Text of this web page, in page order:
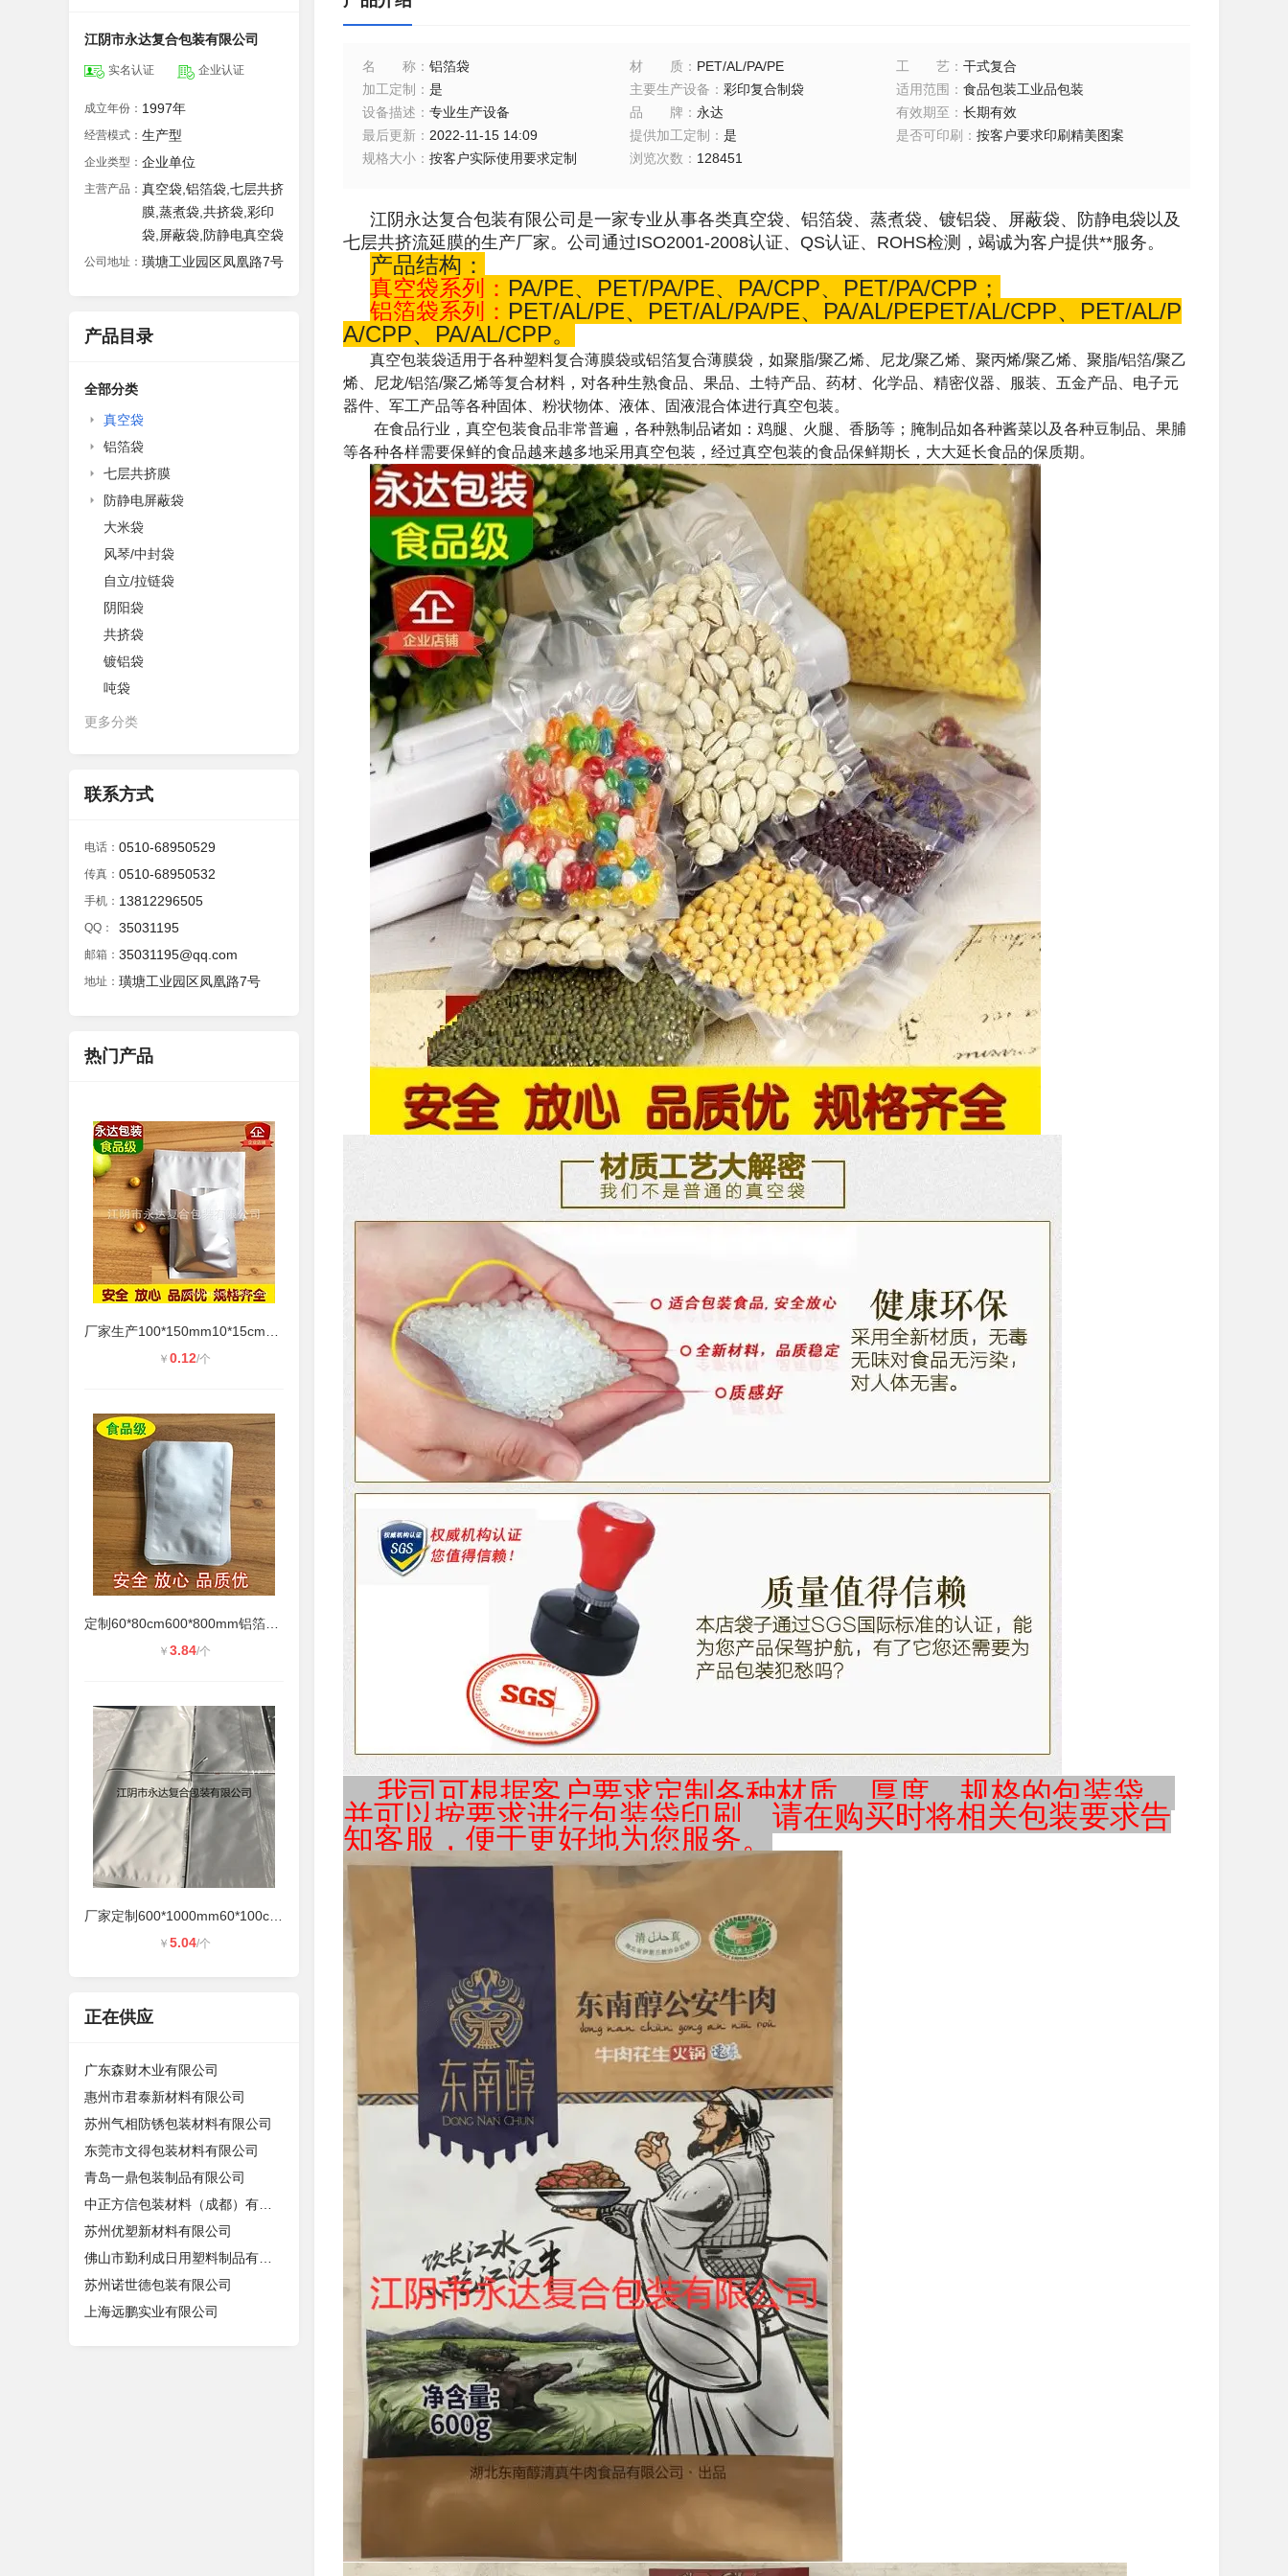
江阴市永达复合包装有限公司
实名认证 企业认证
成立年份： 1997年
经营模式： 生产型
企业类型： 企业单位
主营产品： 真空袋,铝箔袋,七层共挤
膜,蒸煮袋,共挤袋,彩印
袋,屏蔽袋,防静电真空袋
公司地址： 璜塘工业园区凤凰路7号
产品目录
全部分类
真空袋
铝箔袋
七层共挤膜
防静电屏蔽袋
大米袋
风琴/中封袋
自立/拉链袋
阴阳袋
共挤袋
镀铝袋
吨袋
更多分类
联系方式
电话： 0510-68950529
传真： 0510-68950532
手机： 13812296505
QQ： 35031195
邮箱： 35031195@qq.com
地址： 璜塘工业园区凤凰路7号
热门产品
￥ 0.12/个
￥ 3.84/个
￥ 5.04/个
正在供应
广东森财木业有限公司
惠州市君泰新材料有限公司
苏州气相防锈包装材料有限公司
东莞市文得包装材料有限公司
青岛一鼎包装制品有限公司
苏州优塑新材料有限公司
苏州诺世德包装有限公司
上海远鹏实业有限公司
名称 ： 铝箔袋 材质 ： PET/AL/PA/PE 工艺 ：干式复合
加工定制
： 是 主要生产设备 ： 彩印复合制袋 适用范围 ：食品包装工业品包装
设备描述 ： 专业生产设备 品牌 ： 永达 有效期至 ：长期有效
最后更新 ： 2022-11-15 14:09 提供加工定制 ： 是 是否可印刷 ：按客户要求印刷精美图案
规格大小 ： 按客户实际使用要求定制 浏览次数 ： 128451
江阴永达复合包装有限公司是一家专业从事各类真空袋、铝箔袋、蒸煮袋、镀铝袋、屏蔽袋、防静电袋以及
七层共挤流延膜的生产厂家。公司通过ISO2001-2008认证、 QS认证、 ROHS检测，竭诚为客户提供**服务。
产品结构：
真空袋系列： PA/PE、PET/PA/PE、PA/CPP、PET/PA/CPP；
铝箔袋系列： PET/AL/PE、PET/AL/PA/PE、PA/AL/PEPET/AL/CPP、PET/AL/P
A/CPP、PA/AL/CPP。
真空包装袋适用于各种塑料复合薄膜袋或铝箔复合薄膜袋，如聚脂/聚乙烯、尼龙/聚乙烯、聚丙烯/聚乙烯、聚脂/铝箔/聚乙
烯、尼龙/铝箔/聚乙烯等复合材料，对各种生熟食品、果品、土特产品、药材、化学品、精密仪器、服装、五金产品、电子元
器件、军工产品等各种固体、粉状物体、液体、固液混合体进行真空包装。
在食品行业，真空包装食品非常普遍，各种熟制品诸如：鸡腿、火腿、香肠等；腌制品如各种酱菜以及各种豆制品、果脯
等各种各样需要保鲜的食品越来越多地采用真空包装，经过真空包装的食品保鲜期长，大大延长食品的保质期。
我司可根据客户要求定制各种材质、厚度、规格的包装袋，
并可以按要求进行包装袋印刷。请在购买时将相关包装要求告
知客服，便于更好地为您服务。